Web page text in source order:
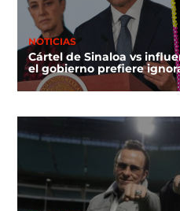
NOTICIAS
Cártel de Sinaloa vs
el gobierno prefiere